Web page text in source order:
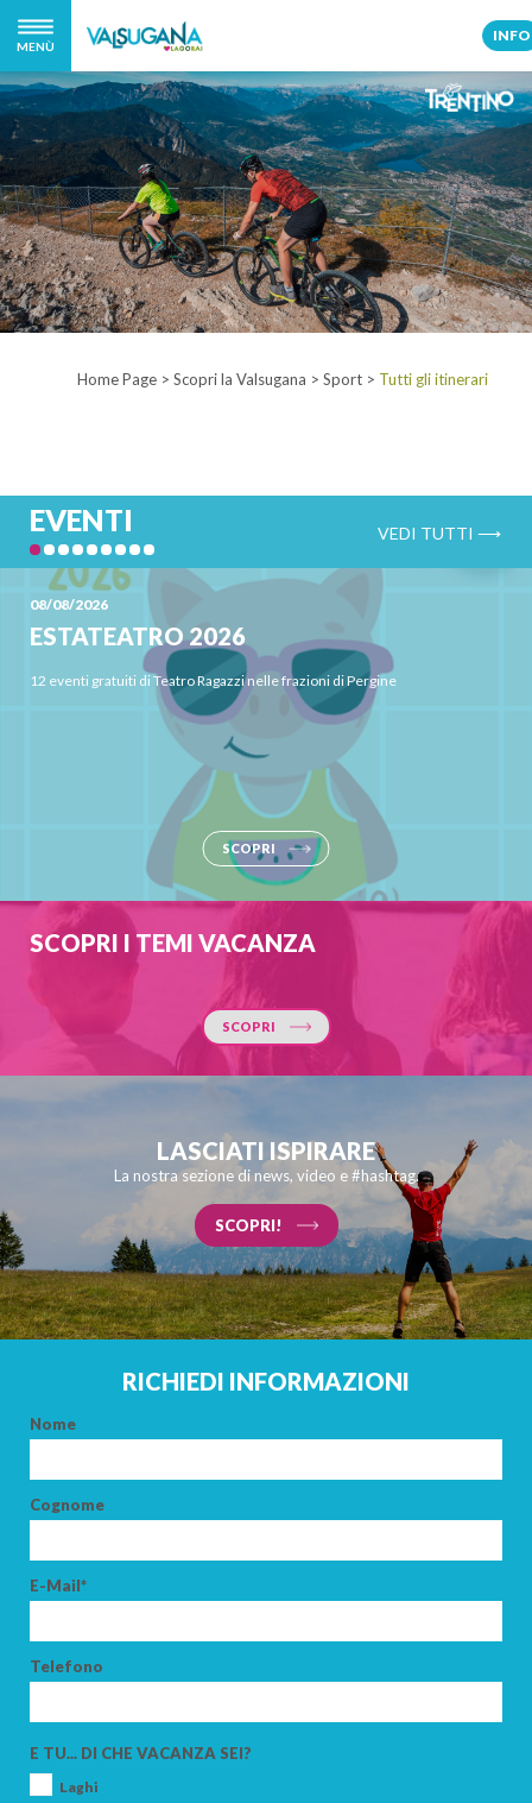
MENÙ
INFO
Home Page > Scopri la Valsugana > Sport > Tutti gli itinerari
EVENTI VEDI TUTTI ⟶
08/08/2026
ESTATEATRO 2026
12 eventi gratuiti di Teatro Ragazzi nelle frazioni di Pergine
SCOPRI
SCOPRI I TEMI VACANZA
SCOPRI
LASCIATI ISPIRARE
La nostra sezione di news, video e #hashtag.
SCOPRI!
RICHIEDI INFORMAZIONI
Nome
Cognome
E-Mail*
Telefono
E TU... DI CHE VACANZA SEI?
Laghi